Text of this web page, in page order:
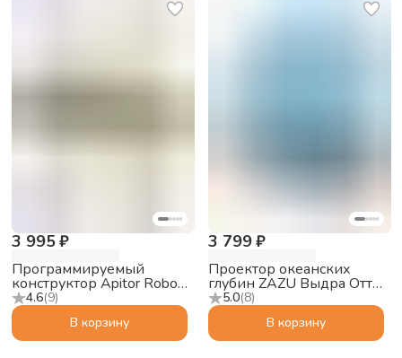
4.6(9)
3 995 ₽
Программируемый
конструктор Apitor Robot
Q 20в1
В корзину
5.0(8)
3 799 ₽
Проектор океанских
глубин ZAZU Выдра Отто
для малышей
В корзину